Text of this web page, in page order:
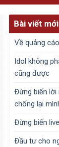
Bài viết mới
Về quảng
Idol không
cũng được
Đừng biến lời
chống lại
Đừng biến
Đầu tư cho